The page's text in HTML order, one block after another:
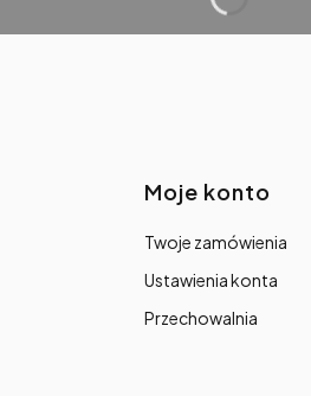
Moje konto
Twoje zamówienia
Ustawienia konta
Przechowalnia